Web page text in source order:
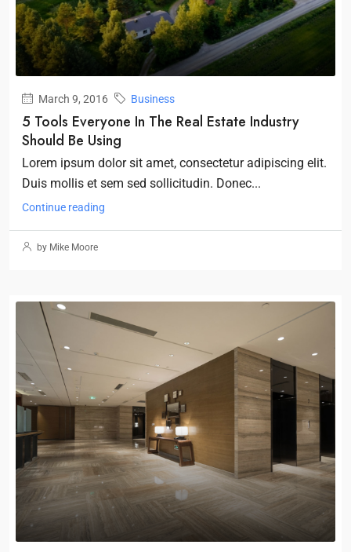
March 9, 2016 Business
5 Tools Everyone In The Real Estate Industry
Should Be Using
Lorem ipsum dolor sit amet, consectetur adipiscing elit.
Duis mollis et sem sed sollicitudin. Donec...
Continue reading
by Mike Moore